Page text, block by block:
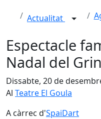
Actualitat
Espectacle
Nadal del
Dissabte, 20 de
Al Teatre El Goula
A càrrec d'SpaiDart